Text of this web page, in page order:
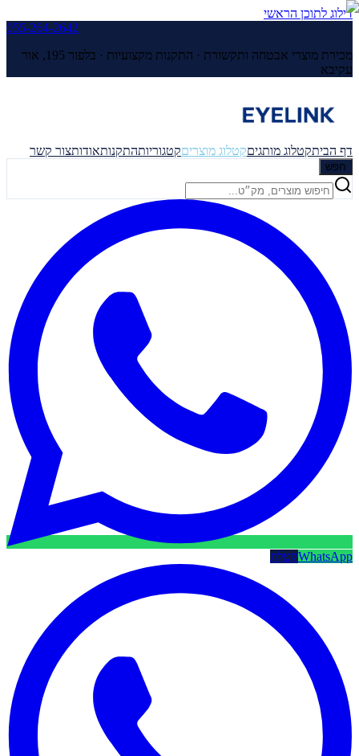
דילוג לתוכן הראשי
055-264-2642
מכירת מוצרי אבטחה ותקשורת · התקנות מקצועיות ·
בלפור 195, אור
עקיבא
דף הביתקטלוג מותגיםקטלוג מוצריםקטגוריותהתקנותאודותצור קשר
חפש
WhatsAppקטלוג